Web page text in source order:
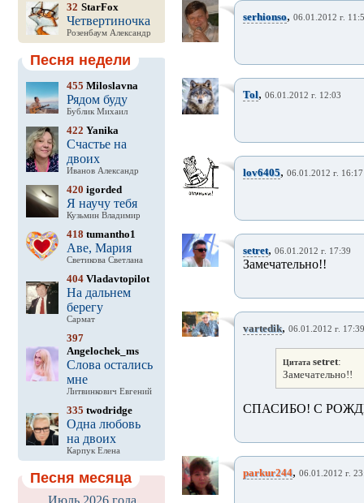
32 StarFox
Четвертиночка
Розенбаум Александр
Песня недели
455 Miloslavna
Рядом буду
Бублик Михаил
422 Yanika
Счастье на
двоих
Иванов Александр
420 igorded
Я научу тебя
Кузьмин Владимир
418 tumantho1
Аве, Мария
Светикова Светлана
404Vladavtopilot
На дальнем
берегу
Сармат
397
Angelochek_ms
Слова остались
мне
Литвинкович Евгений
335 twodridge
Одна любовь
на двоих
Карпук Елена
Песня месяца
Июль 2026 года
serhionso, 06.01.2012 г.
Tol, 06.01.2012 г. 12:03
lov6405, 06.01.2012 г. 16:17
setret, 06.01.2012 г. 17:39
Замечательно!!
vartedik, 06.01.2012 г. 17:39
Цитатаsetret:
Замечательно!!
СПАСИБО! С
parkur244, 06.01.2012 г.